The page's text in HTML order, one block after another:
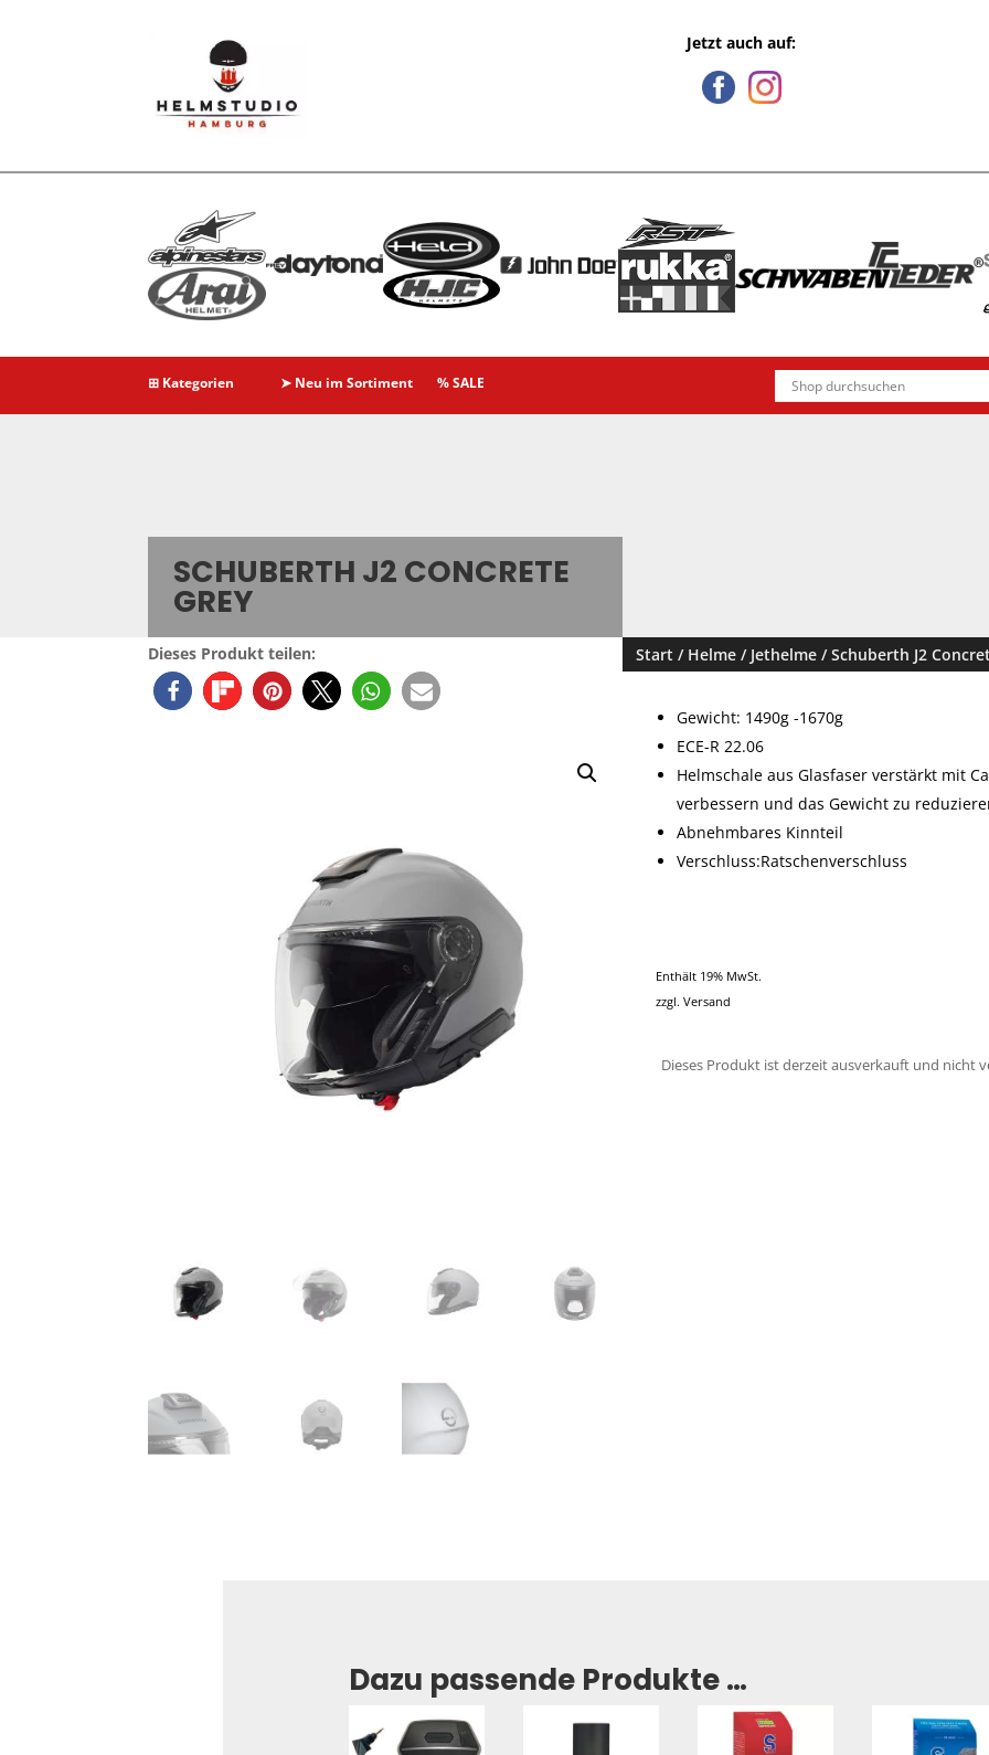
Jetzt auch auf:
⊞ Kategorien ➤ Neu im Sortiment % SALE
SCHUBERTH J2 CONCRETE
GREY
Dieses Produkt teilen: Start / Helme / Jethelme / Schuberth J2
Gewicht: 1490g -1670g
ECE-R 22.06
Helmschale aus Glasfaser verstärkt mit
verbessern und das Gewicht zu
Abnehmbares Kinnteil
Verschluss:Ratschenverschluss
Enthält 19% MwSt.
zzgl.Versand
Dieses Produkt ist derzeit ausverkauft und nicht
Dazu passende Produkte …